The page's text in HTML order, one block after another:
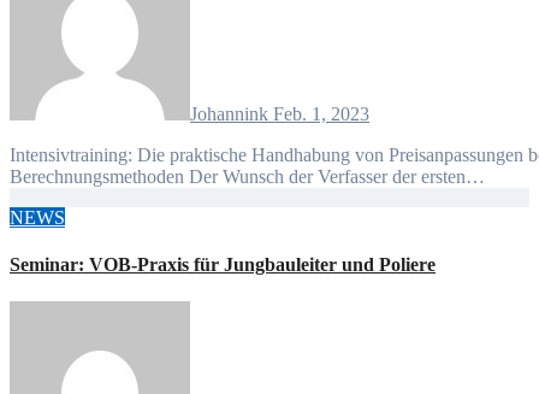
Johannink Feb. 1, 2023
Intensivtraining: Die praktische Handhabung von Preisanpassungen beim VOB-Vertrag Grundlagen und fallbezogene
Berechnungsmethoden Der Wunsch der Verfasser der ersten…
NEWS
Seminar: VOB-Praxis für Jungbauleiter und Poliere